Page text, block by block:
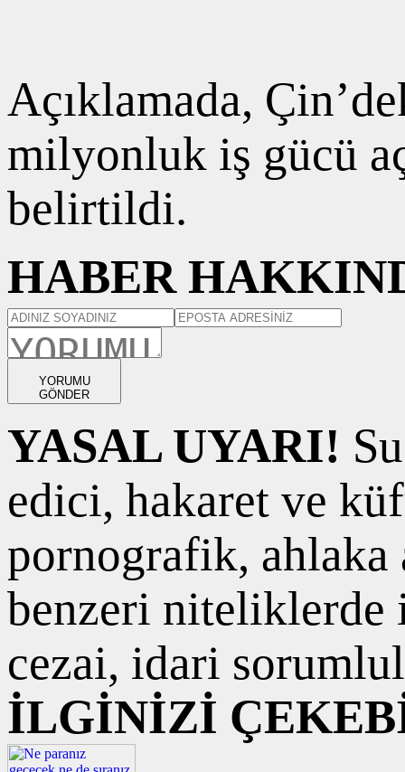
Açıklamada,
milyonluk iş gücü
belirtildi.
HABER
YORUMU
GÖNDER
YASAL UYARI!
edici, hakaret ve
pornografik, ahlaka
benzeri niteliklerde
cezai, idari
İLGİNİZİ